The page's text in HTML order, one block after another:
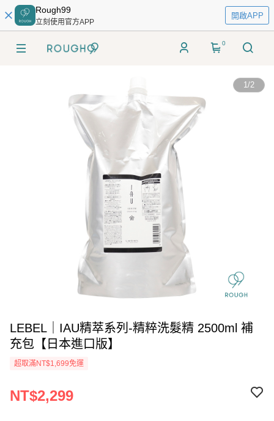
Rough99
立刻使用官方APP
開啟APP
0
1/2
LEBEL｜IAU精萃系列-精粹洗髮精 2500ml 補
充包【日本進口版】
超取滿NT$1,699免運
NT$2,299